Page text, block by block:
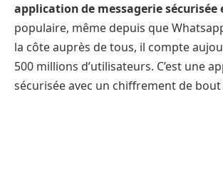
application de messagerie sécurisée
populaire, même depuis que
la côte auprès de tous, il compte
500 millions d’utilisateurs. C’est une
sécurisée avec un chiffrement de